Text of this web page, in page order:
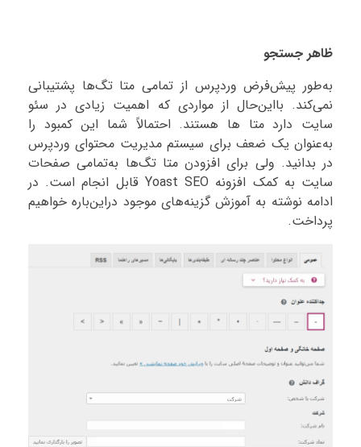
ظاهر جستجو
به‌طور پیش‌فرض وردپرس از تمامی متا تگ‌ها پشتیبانی
نمی‌کند. بااین‌حال از مواردی که اهمیت زیادی در سئو
سایت دارد متا ها هستند. احتمالاً شما این کمبود را
به‌عنوان یک ضعف برای سیستم مدیریت محتوای وردپرس
در بدانید. ولی برای افزودن متا تگ‌ها به‌تمامی صفحات
سایت به کمک افزونه Yoast SEO قابل انجام است. در
ادامه نوشته به آموزش گزینه‌های موجود دراین‌باره خواهیم
پرداخت.